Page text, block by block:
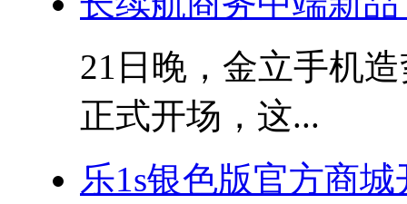
21日晚，金立手机
正式开场，这...
乐1s银色版官方商